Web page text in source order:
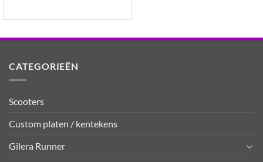
CATEGORIEËN
Scooters
Custom platen / kentekens
Gilera Runner